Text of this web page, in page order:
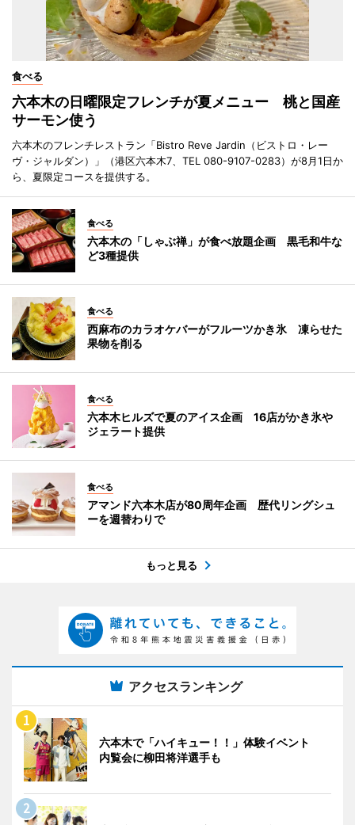
食べる
六本木の日曜限定フレンチが夏メニュー 桃と国産
サーモン使う
六本木のフレンチレストラン「Bistro Reve Jardin（ビストロ・レー
ヴ・ジャルダン）」（港区六本木7、TEL 080-9107-0283）が8月1日か
ら、夏限定コースを提供する。
食べる
六本木の「しゃぶ禅」が食べ放題企画 黒毛和牛な
ど3種提供
食べる
西麻布のカラオケバーがフルーツかき氷 凍らせた
果物を削る
食べる
六本木ヒルズで夏のアイス企画 16店がかき氷や
ジェラート提供
食べる
アマンド六本木店が80周年企画 歴代リングシュ
ーを週替わりで
もっと見る
アクセスランキング
六本木で「ハイキュー！！」体験イベント
内覧会に柳田将洋選手も